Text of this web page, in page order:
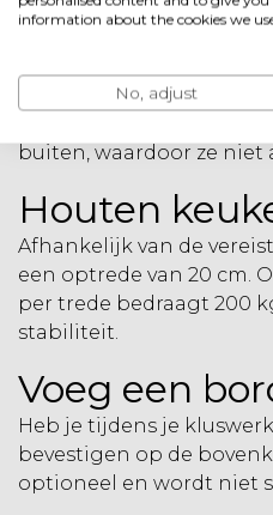
Waarvan
Onze houten
uitstekende stevigheid,
keukentrapjes
buiten, waardoor ze
Houten
Afhankelijk van de
een optrede van 20 cm.
per trede bedraagt 200
stabiliteit.
Voeg een
Heb je tijdens je
bevestigen op de
optioneel en wordt niet
information about the cookies we
No, adjust